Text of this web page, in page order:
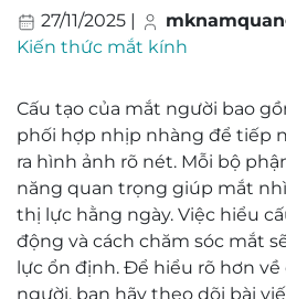
27/11/2025 |
Kiến thức mắt kính
Cấu tạo của mắt người bao
phối hợp nhịp nhàng để tiếp
ra hình ảnh rõ nét. Mỗi bộ
năng quan trọng giúp mắt
thị lực hằng ngày. Việc hiểu
động và cách chăm sóc mắt
lực ổn định. Để hiểu rõ hơn về
người, bạn hãy theo dõi bài